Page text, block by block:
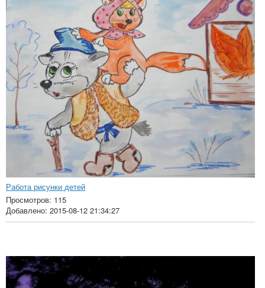
Работа рисунки детей
Просмотров: 115
Добавлено: 2015-08-12 21:34:27